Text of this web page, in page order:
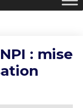
: mise